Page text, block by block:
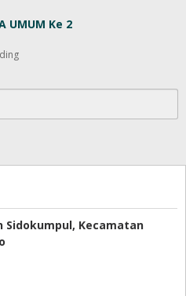
UMUM Ke 2
Sidokumpul, Kecamatan